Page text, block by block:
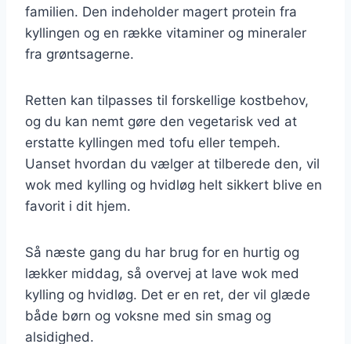
familien. Den indeholder magert protein fra
kyllingen og en række vitaminer og mineraler
fra grøntsagerne.
Retten kan tilpasses til forskellige kostbehov,
og du kan nemt gøre den vegetarisk ved at
erstatte kyllingen med tofu eller tempeh.
Uanset hvordan du vælger at tilberede den, vil
wok med kylling og hvidløg helt sikkert blive en
favorit i dit hjem.
Så næste gang du har brug for en hurtig og
lækker middag, så overvej at lave wok med
kylling og hvidløg. Det er en ret, der vil glæde
både børn og voksne med sin smag og
alsidighed.